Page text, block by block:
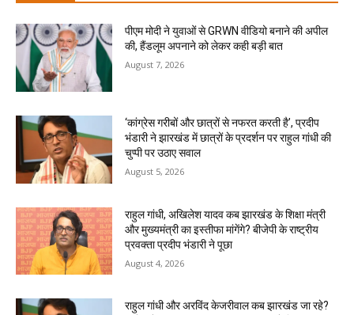
पीएम मोदी ने युवाओं से GRWN वीडियो बनाने की अपील
की, हैंडलूम अपनाने को लेकर कही बड़ी बात
August 7, 2026
‘कांग्रेस गरीबों और छात्रों से नफरत करती है’, प्रदीप
भंडारी ने झारखंड में छात्रों के प्रदर्शन पर राहुल गांधी की
चुप्पी पर उठाए सवाल
August 5, 2026
राहुल गांधी, अखिलेश यादव कब झारखंड के शिक्षा मंत्री
और मुख्यमंत्री का इस्तीफा मांगेंगे? बीजेपी के राष्ट्रीय
प्रवक्ता प्रदीप भंडारी ने पूछा
August 4, 2026
राहुल गांधी और अरविंद केजरीवाल कब झारखंड जा रहे?